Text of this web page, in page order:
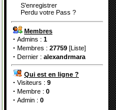
S'enregistrer
Perdu votre Pass ?
Membres
· Admins : 1
· Membres : 27759 [Liste]
· Dernier : alexandrmara
Qui est en ligne ?
· Visiteurs : 9
· Membre : 0
· Admin : 0